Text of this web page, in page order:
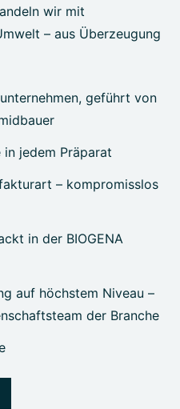
wir mit
– aus Überzeugung
geführt von
in jedem Präparat
– kompromisslos
in der BIOGENA
auf höchstem Niveau –
der Branche